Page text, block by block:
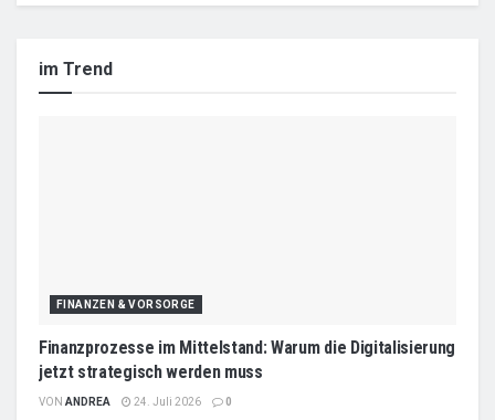
im Trend
FINANZEN & VORSORGE
Finanzprozesse im Mittelstand: Warum die Digitalisierung
jetzt strategisch werden muss
VON ANDREA 24. Juli 2026 0